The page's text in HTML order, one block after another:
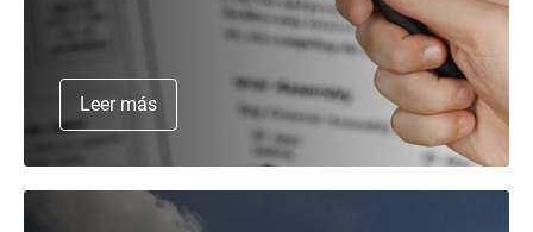
Leer más